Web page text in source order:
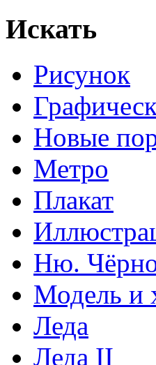
Искать
Рисунок
Новые
Метро
Плакат
Ню.
Модель и
Леда
Леда II